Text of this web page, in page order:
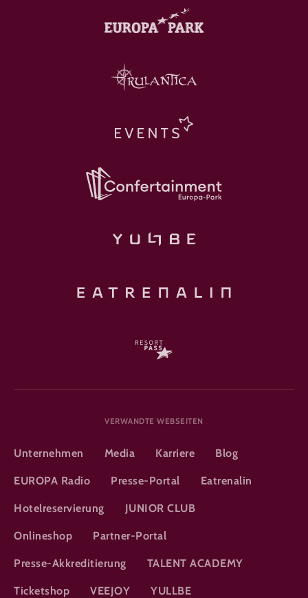
VERWANDTE WEBSEITEN
Unternehmen Media Karriere Blog
EUROPA Radio Presse-Portal Eatrenalin
Hotelreservierung JUNIOR CLUB
Onlineshop Partner-Portal
Presse-Akkreditierung TALENT ACADEMY
Ticketshop VEEJOY YULLBE